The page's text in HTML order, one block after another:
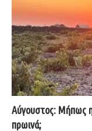
Αύγουστος: Μήπως η
πρωινά;